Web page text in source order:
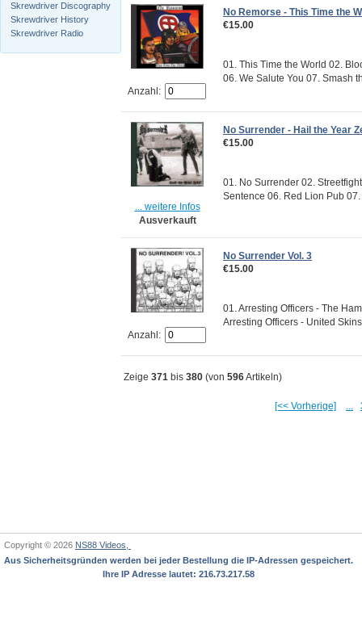
Skrewdriver Discography
Skrewdriver History
Skrewdriver Radio
Anzahl:
No Remorse - This Time the
€15.00
01. This Time the World 02.
06. We Salute You 07. Smash
... weitere Infos
Ausverkauft
No Surrender - Hail the Year
€15.00
01. No Surrender 02.
Sentence 06. Red Lion Pub
Anzahl:
No Surrender Vol. 3
€15.00
01. Arresting Officers - The
Arresting Officers - United
Zeige 371 bis 380 (von 596Artikeln)
[<< Vorherige]
Copyright © 2026 NS88 Videos,
Aus Sicherheitsgründen werden bei jeder Bestellung die IP-Adressen gespeichert.
Ihre IP Adresse lautet: 216.73.217.58